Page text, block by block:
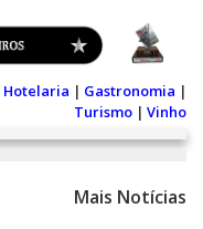
Hotelaria | Gastronomia |
Turismo | Vinho
Mais Notícias